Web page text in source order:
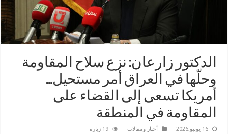
الدکتور زارعان: نزع سلاح المقاومة
وحلّها في العراق أمر مستحيل…
أمريكا تسعى إلى القضاء على
المقاومة في المنطقة
16 يونيو,2026 أخبار ومقالات 19 زيارة